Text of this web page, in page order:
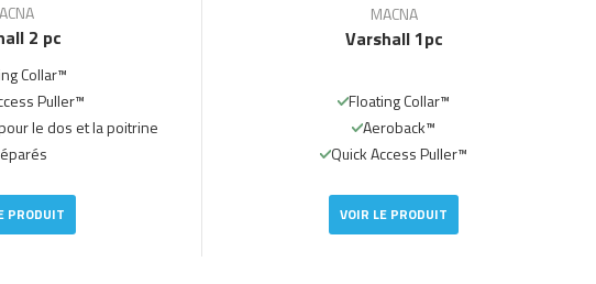
2 pc
Collar™
Puller™
le dos et la poitrine
PRODUIT
MACNA
Varshall 1pc
Floating Collar™
Aeroback™
Quick Access Puller™
VOIR LE PRODUIT